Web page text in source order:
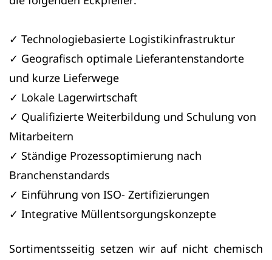
✓ Technologiebasierte Logistikinfrastruktur
✓ Geografisch optimale Lieferantenstandorte
und kurze Lieferwege
✓ Lokale Lagerwirtschaft
✓ Qualifizierte Weiterbildung und Schulung von
Mitarbeitern
✓ Ständige Prozessoptimierung nach
Branchenstandards
✓ Einführung von ISO- Zertifizierungen
✓ Integrative Müllentsorgungskonzepte
Sortimentsseitig setzen wir auf nicht chemisch